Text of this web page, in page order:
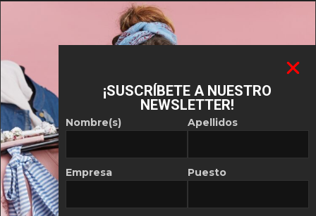
¡SUSCRÍBETE A NUESTRO
NEWSLETTER!
Nombre(s)
Empresa
Apellidos
Puesto